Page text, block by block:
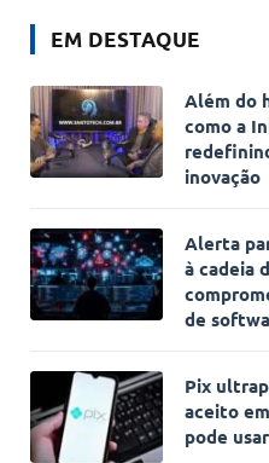
EM DESTAQUE
Além do
como a
inovação
Alerta
à cadeia
de
Pix
aceito
pode usar